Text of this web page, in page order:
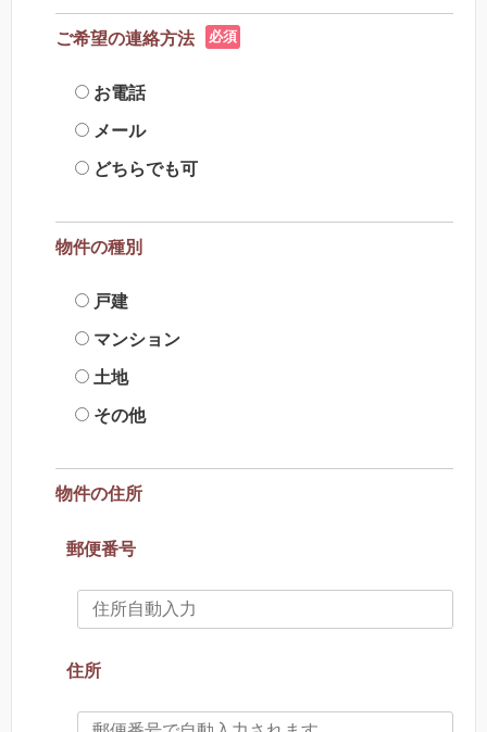
ご希望の連絡方法 必須
お電話
メール
どちらでも可
物件の種別
戸建
マンション
土地
その他
物件の住所
郵便番号
住所